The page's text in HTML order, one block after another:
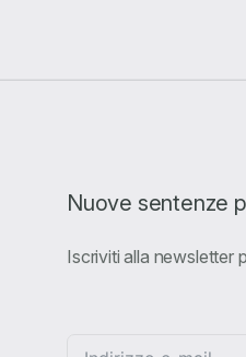
Nuove sentenze
Iscriviti alla newsletter